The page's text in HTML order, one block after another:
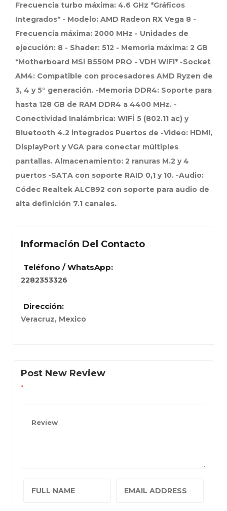
Frecuencia turbo máxima: 4.6 GHz *Gráficos
Integrados* - Modelo: AMD Radeon RX Vega 8 -
Frecuencia máxima: 2000 MHz - Unidades de
ejecución: 8 - Shader: 512 - Memoria máxima: 2 GB
*Motherboard MSi B550M PRO - VDH WIFI* -Socket
AM4: Compatible con procesadores AMD Ryzen de
3, 4 y 5° generación. -Memoria DDR4: Soporte para
hasta 128 GB de RAM DDR4 a 4400 MHz. -
Conectividad Inalámbrica: WIFİ 5 (802.11 ac) y
Bluetooth 4.2 integrados Puertos de -Video: HDMI,
DisplayPort y VGA para conectar múltiples
pantallas. Almacenamiento: 2 ranuras M.2 y 4
puertos -SATA con soporte RAID 0,1 y 10. -Audio:
Códec Realtek ALC892 con soporte para audio de
alta definición 7.1 canales.
Información Del Contacto
Teléfono / WhatsApp:
2282353326
Dirección:
Veracruz, Mexico
Post New Review